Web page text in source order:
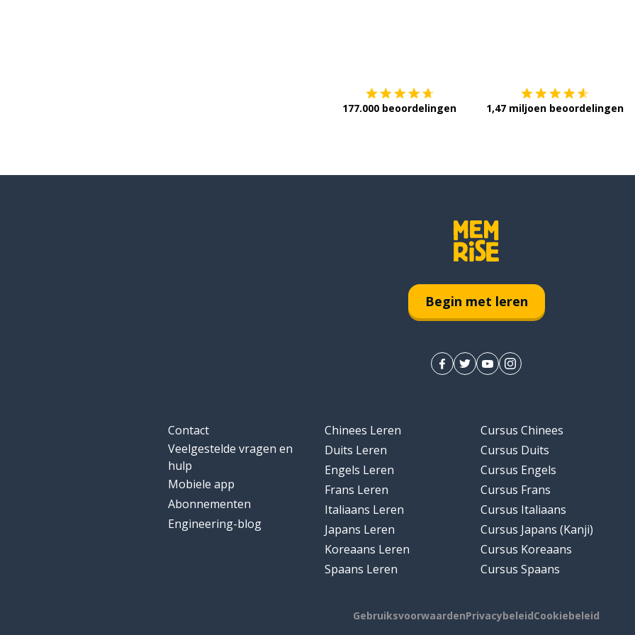
177.000 beoordelingen 1,47 miljoen beoordelingen
Begin met leren
Contact
Veelgestelde vragen en
hulp
Mobiele app
Abonnementen
Engineering-blog
Chinees Leren
Duits Leren
Engels Leren
Frans Leren
Italiaans Leren
Japans Leren
Koreaans Leren
Spaans Leren
Cursus Chinees
Cursus Duits
Cursus Engels
Cursus Frans
Cursus Italiaans
Cursus Japans (Kanji)
Cursus Koreaans
Cursus Spaans
GebruiksvoorwaardenPrivacybeleidCookiebeleid